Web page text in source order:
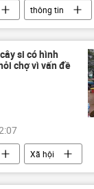
thông tin
Văn hóa
si có hình
chợ vì vấn đề
Xã hội
tin
Gia Lai